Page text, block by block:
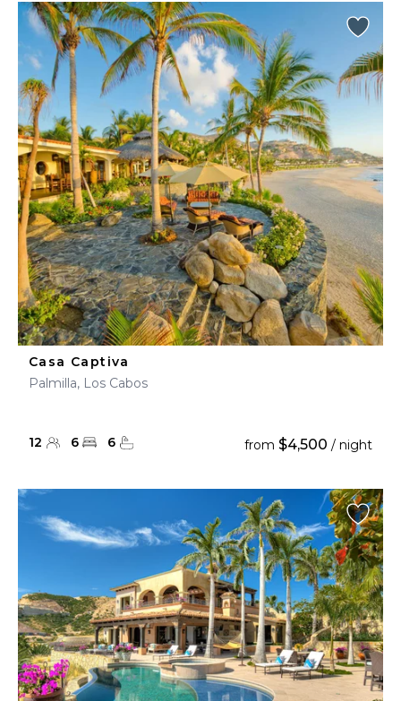
Casa Captiva
Palmilla, Los Cabos
12 6 6 from $4,500 / night